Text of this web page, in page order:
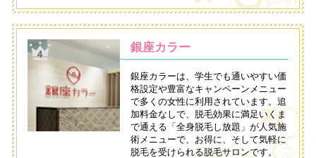
銀座カラー
銀座カラーは、学生でも通いやすい価
格設定や豊富なキャンペーンメニュー
で多くの女性に利用されています。追
加料金なしで、脱毛効果に満足いくま
で通える「全身脱毛し放題」が人気施
術メニューで、お得に、そして気軽に
脱毛を受けられる脱毛サロンです。